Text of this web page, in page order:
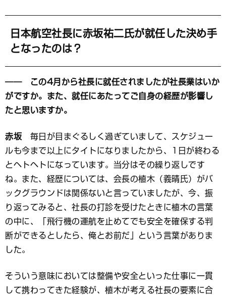
日本航空社長に赤坂祐二氏が就任した決め手
となったのは？
―― この4月から社長に就任されましたが社長業はいか
がですか。また、就任にあたってご自身の経歴が影響し
たと思いますか。
赤坂 毎日が目まぐるしく過ぎていまして、スケジュー
ルも今まで以上にタイトになりましたから、1日が終わる
とヘトヘトになっています。当分はその繰り返しです
ね。また、経歴については、会長の植木（義晴氏）がバ
ックグラウンドは関係ないと言っていましたが、今、振
り返ってみると、社長の打診を受けたときに植木の言葉
の中に、「飛行機の運航を止めてでも安全を確保する判
断ができるとしたら、俺とお前だ」という言葉がありま
した。
そういう意味においては整備や安全といった仕事に一貫
して携わってきた経験が、植木が考える社長の要素に合